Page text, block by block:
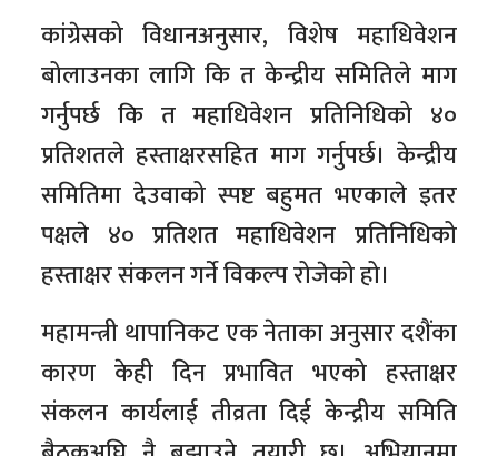
कांग्रेसको विधानअनुसार, विशेष महाधिवेशन
बोलाउनका लागि कि त केन्द्रीय समितिले माग
गर्नुपर्छ कि त महाधिवेशन प्रतिनिधिको ४०
प्रतिशतले हस्ताक्षरसहित माग गर्नुपर्छ। केन्द्रीय
समितिमा देउवाको स्पष्ट बहुमत भएकाले इतर
पक्षले ४० प्रतिशत महाधिवेशन प्रतिनिधिको
हस्ताक्षर संकलन गर्ने विकल्प रोजेको हो।
महामन्त्री थापानिकट एक नेताका अनुसार दशैंका
कारण केही दिन प्रभावित भएको हस्ताक्षर
संकलन कार्यलाई तीव्रता दिई केन्द्रीय समिति